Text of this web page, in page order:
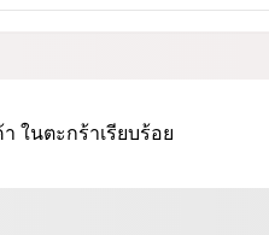
ในตะกร้าเรียบร้อย